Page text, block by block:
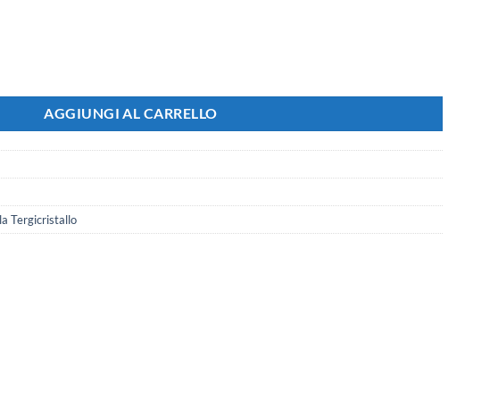
AGGIUNGI AL CARRELLO
Tergicristallo